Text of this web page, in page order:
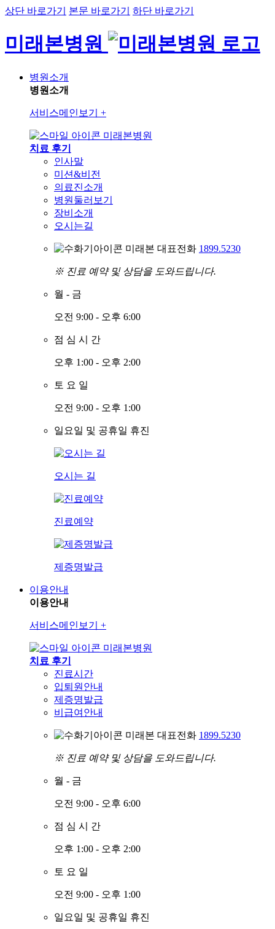
상단 바로가기 본문 바로가기 하단 바로가기
미래본병원
병원소개
병원소개
서비스메인보기 +
미래본병원
치료 후기
인사말
미션&비전
의료진소개
병원둘러보기
장비소개
오시는길
미래본 대표전화 1899.5230
※ 진료 예약 및 상담을 도와드립니다.
월 - 금
오전 9:00 - 오후 6:00
점 심 시 간
오후 1:00 - 오후 2:00
토 요 일
오전 9:00 - 오후 1:00
일요일 및 공휴일 휴진
오시는 길
진료예약
제증명발급
이용안내
이용안내
서비스메인보기 +
미래본병원
치료 후기
진료시간
입퇴원안내
제증명발급
비급여안내
미래본 대표전화 1899.5230
※ 진료 예약 및 상담을 도와드립니다.
월 - 금
오전 9:00 - 오후 6:00
점 심 시 간
오후 1:00 - 오후 2:00
토 요 일
오전 9:00 - 오후 1:00
일요일 및 공휴일 휴진